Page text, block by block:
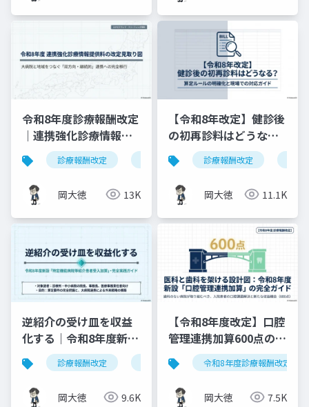
令和8年度診療報酬改定
｜連携強化診療情報提
供料の見直しを図解で
解説
診療報酬改定 連携強化診療情報提供料 令和8年度
岡大徳 13K
【令和8年改定】健診後
の初再診料はどうな
る？算定ルールの明確
化と現場での対応ガイ
ド
診療報酬改定
岡大徳 11.1K
逆紹介の受け皿を収益
化する｜令和8年度新設
「特定機能病院等紹介
患者受入加算」完全実
践ガイド
診療報酬改定 特定機能病院等紹介患者受入加算
岡大徳 9.6K
【令和8年度改定】口腔
管理連携加算600点の算
定要件・施設基準まと
め
令和8年度診療報酬改定
岡大徳 7.5K